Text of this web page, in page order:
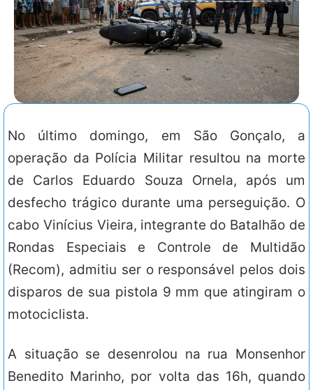
No último domingo, em São Gonçalo, a
operação da Polícia Militar resultou na morte
de Carlos Eduardo Souza Ornela, após um
desfecho trágico durante uma perseguição. O
cabo Vinícius Vieira, integrante do Batalhão de
Rondas Especiais e Controle de Multidão
(Recom), admitiu ser o responsável pelos dois
disparos de sua pistola 9 mm que atingiram o
motociclista.
A situação se desenrolou na rua Monsenhor
Benedito Marinho, por volta das 16h, quando